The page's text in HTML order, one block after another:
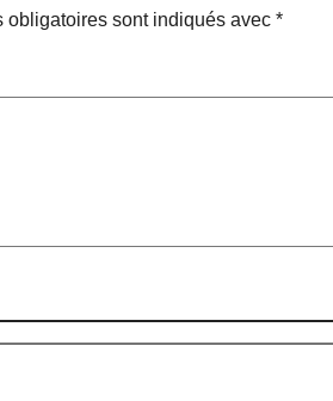
obligatoires sont indiqués avec *